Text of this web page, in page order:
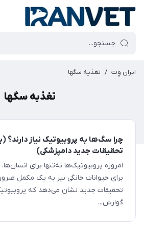
ایران وِت / تغذیه سگها
تغذیه سگها
چرا سگ‌ها به پروبیوتیک نیاز دارند؟
تحقیقات جدید دامپزشکی)
امروزه پروبیوتیک‌ها نه‌تنها برای
برای حیوانات خانگی نیز به یک مکمل
تحقیقات جدید نشان می‌دهد که
گوارش...